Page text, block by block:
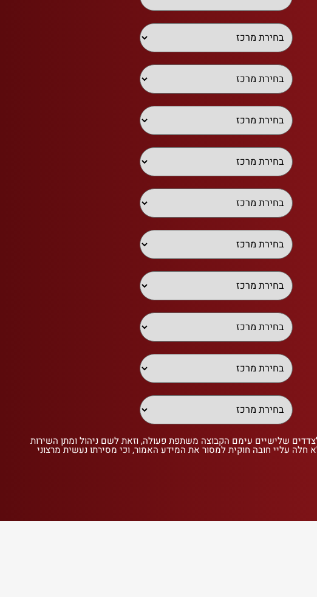
שלישיים עימם הקבוצה משתפת פעולה, וזאת לשם ניהול ומתן השירות
חלה עליי חובה חוקית למסור את המידע האמור, וכי מסירתו נעשית מרצוני